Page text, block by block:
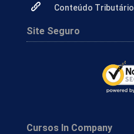
Conteúdo Tributário
Site Seguro
Cursos In Company